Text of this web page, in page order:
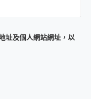
址及個人網站網址，以